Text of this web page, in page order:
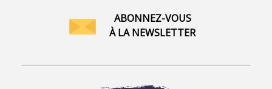
ABONNEZ-VOUS
À LA NEWSLETTER